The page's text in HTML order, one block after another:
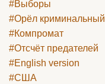
#Выборы
#Орёл криминальный
#Компромат
#Отсчёт предателей
#English version
#США